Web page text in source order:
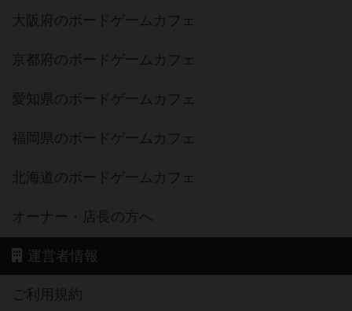
大阪府のボードゲームカフェ
京都府のボードゲームカフェ
愛知県のボードゲームカフェ
福岡県のボードゲームカフェ
北海道のボードゲームカフェ
オーナー・店長の方へ
運営者情報
ご利用規約